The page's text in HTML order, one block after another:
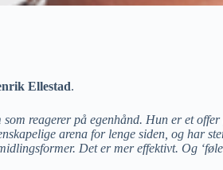
Ellestad.
reagerer på egenhånd. Hun er et
arena for lenge siden, og har
Det er mer effektivt. Og